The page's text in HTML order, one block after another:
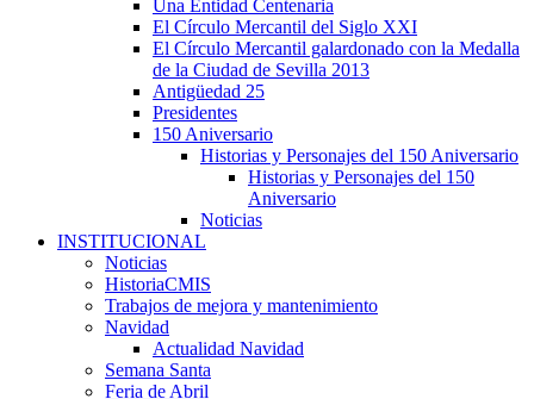
Una Entidad Centenaria
El Círculo Mercantil del Siglo XXI
El Círculo Mercantil galardonado con la Medalla
de la Ciudad de Sevilla 2013
Antigüedad 25
Presidentes
150 Aniversario
Historias y Personajes del 150 Aniversario
Historias y Personajes del 150
Aniversario
Noticias
INSTITUCIONAL
Noticias
HistoriaCMIS
Trabajos de mejora y mantenimiento
Navidad
Actualidad Navidad
Semana Santa
Feria de Abril